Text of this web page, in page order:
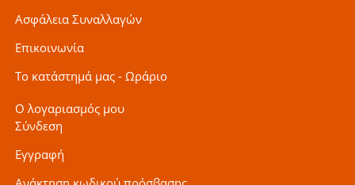
Ασφάλεια Συναλλαγών
Επικοινωνία
Το κατάστημά μας - Ωράριο
Ο λογαριασμός μου
Σύνδεση
Εγγραφή